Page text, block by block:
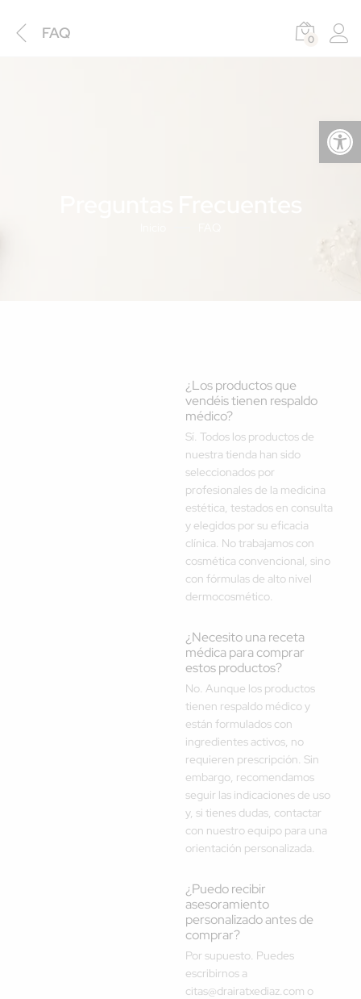
FAQ 0
¿Los productos que
vendéis tienen respaldo
médico?
Sí. Todos los productos de
nuestra tienda han sido
seleccionados por
profesionales de la medicina
estética, testados en consulta
y elegidos por su eficacia
clínica. No trabajamos con
cosmética convencional, sino
con fórmulas de alto nivel
dermocosmético.
¿Necesito una receta
médica para comprar
estos productos?
No. Aunque los productos
tienen respaldo médico y
están formulados con
ingredientes activos, no
requieren prescripción. Sin
embargo, recomendamos
seguir las indicaciones de uso
y, si tienes dudas, contactar
con nuestro equipo para una
orientación personalizada.
¿Puedo recibir
asesoramiento
personalizado antes de
comprar?
Por supuesto. Puedes
escribirnos a
citas@drairatxediaz.com o
Abrir barra de herramientas